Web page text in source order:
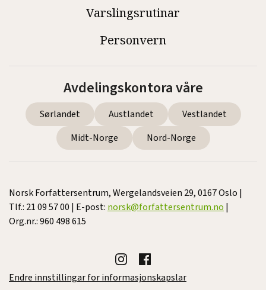
Varslingsrutinar
Personvern
Avdelingskontora våre
Sørlandet Austlandet
Vestlandet
Midt-Norge
Nord-Norge
Norsk Forfattersentrum, Wergelandsveien 29, 0167 Oslo |
Tlf.: 21 09 57 00 | E-post: norsk@forfattersentrum.no |
Org.nr.: 960 498 615
Endre innstillingar for informasjonskapslar